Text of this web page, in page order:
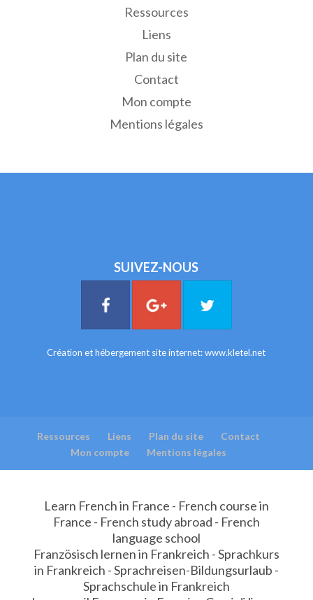
Ressources
Liens
Plan du site
Contact
Mon compte
Mentions légales
SUIVEZ-NOUS
Création et hébergement site internet:www.kletel.net
Ressources Liens Plan du site
Contact
Mon compte
Mentions légales
Learn French in France - French course in
France - French study abroad - French
language school
Französisch lernen in Frankreich - Sprachkurs
in Frankreich - Sprachreisen-Bildungsurlaub -
Sprachschule in Frankreich